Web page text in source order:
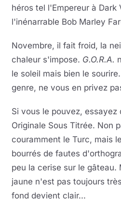
héros tel l'Empereur à Dark
l'inénarrable Bob Marley
Novembre, il fait froid, la
chaleur s'impose. G.O.R.A.
le soleil mais bien le
genre, ne vous en privez
Si vous le pouvez, essayez
Originale Sous Titrée. Non
couramment le Turc, mais
bourrés de fautes
peu la cerise sur le gâteau.
jaune n'est pas toujours
fond devient clair...